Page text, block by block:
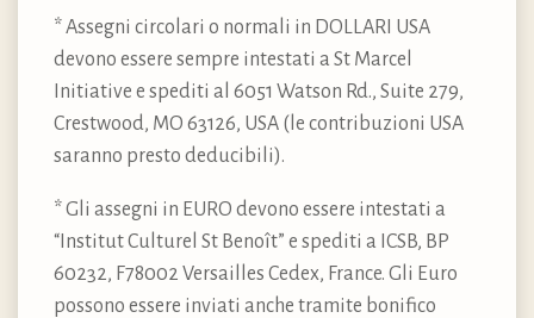
* Assegni circolari o normali in DOLLARI USA
devono essere sempre intestati a St Marcel
Initiative e spediti al 6051 Watson Rd., Suite 279,
Crestwood, MO 63126, USA (le contribuzioni USA
saranno presto deducibili).
* Gli assegni in EURO devono essere intestati a
“Institut Culturel St Benoît” e spediti a ICSB, BP
60232, F78002 Versailles Cedex, France. Gli Euro
possono essere inviati anche tramite bonifico